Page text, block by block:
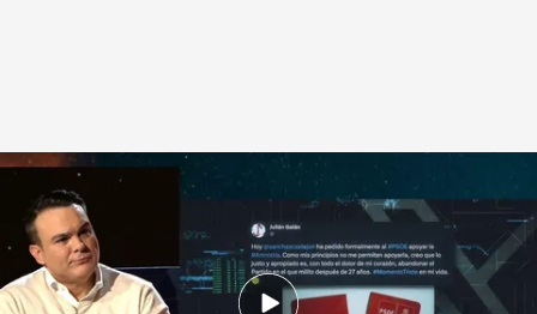
Iker Jiménez entrevista a Julián Galán HORIZONTE
Horizonte
17 NOV 2023 - 01:08h.